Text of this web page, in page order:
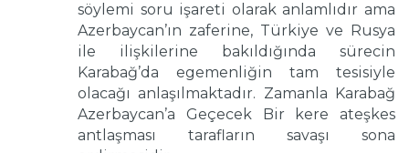
söylemi soru işareti olarak anlamlıdır ama
Azerbaycan’ın zaferine, Türkiye ve Rusya
ile ilişkilerine bakıldığında sürecin
Karabağ’da egemenliğin tam tesisiyle
olacağı anlaşılmaktadır. Zamanla Karabağ
Azerbaycan’a Geçecek Bir kere ateşkes
antlaşması tarafların savaşı sona